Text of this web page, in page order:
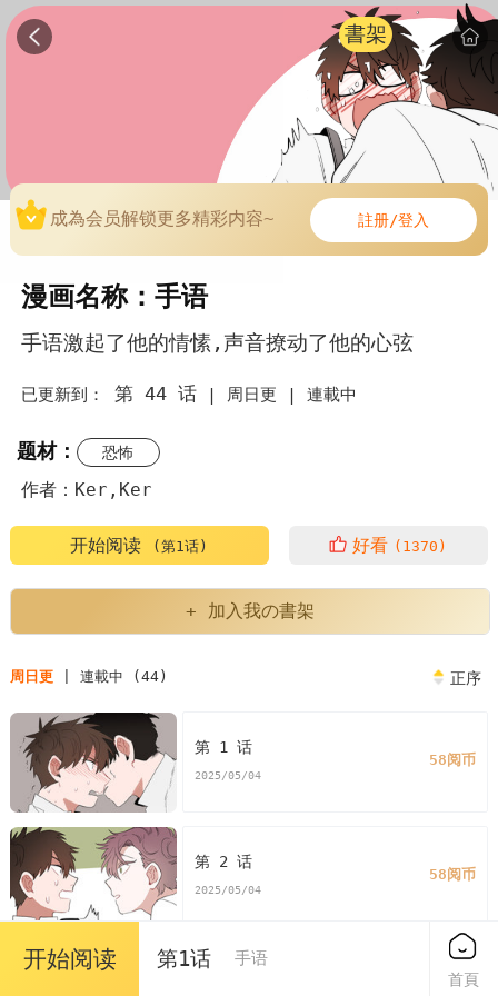
書架
成為会员解锁更多精彩内容~ 註册/登入
漫画名称：手语
手语激起了他的情愫,声音撩动了他的心弦
已更新到： 第 44 话| 周日更 | 連載中
题材： 恐怖
作者：Ker,Ker
开始阅读 (第1话) 好看 (1370)
+ 加入我の書架
周日更| 連載中 (44) 正序
第 1 话
2025/05/04
58阅币
第 2 话
2025/05/04
58阅币
58阅币
开始阅读 第1话 手语
首頁